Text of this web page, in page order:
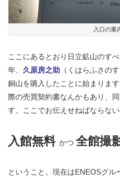
入口の案
ここにあるとおり日立鉱山のす
年、 久原房之助 （くはらふさの
銅山を購入したことに始まりま
際の売買契約書なんかもあり、
す。ここでお伝えせねばならな
入館無料 かつ 全館撮
ということ。現在はENEOSグル